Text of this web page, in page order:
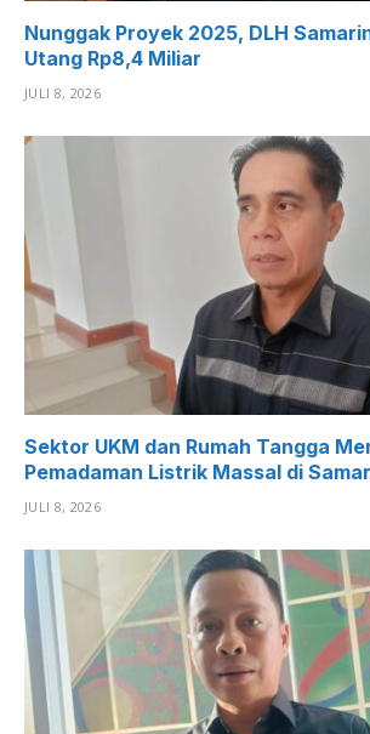
Nunggak Proyek 2025, DLH
Utang Rp8,4 Miliar
JULI 8, 2026
Sektor UKM dan Rumah Tangga
Pemadaman Listrik Massal di
JULI 8, 2026